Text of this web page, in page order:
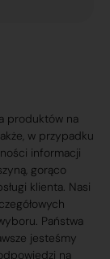
produktów na
w przypadku
informacji
gorąco
klienta. Nasi
Państwa
jesteśmy
na